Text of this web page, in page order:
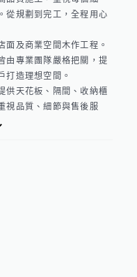
從規劃到完工，全程用心
面及商業空間木作工程。
由專業團隊嚴格把關，提
打造理想空間。
供天花板、隔間、收納櫃
視品質、細節與售後服
的生活空間。